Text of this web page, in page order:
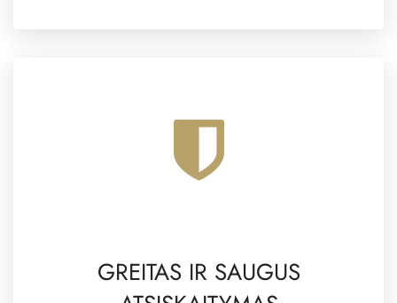
GREITAS IR SAUGUS